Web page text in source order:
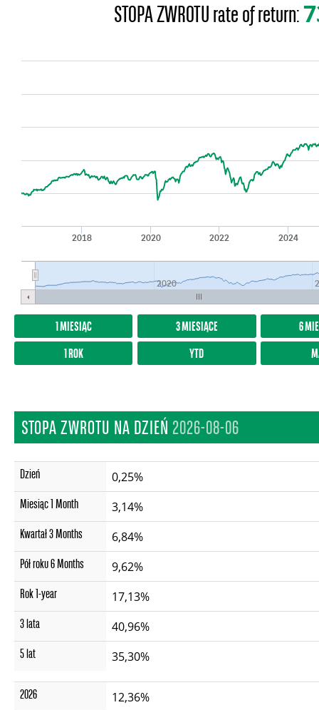
STOPA ZWROTUrate of return:
2018 2020 2022 2024
2020
1 MIESIĄC 3 MIESIĄCE
6
1 ROK
YTD
STOPA ZWROTU NA DZIEŃ 2026-08-06
Dzień 0,25%
Miesiąc1 Month 3,14%
Kwartał3 Months 6,84%
Pół roku6 Months 9,62%
Rok1-year 17,13%
3 lata 40,96%
5 lat 35,30%
2026 12,36%